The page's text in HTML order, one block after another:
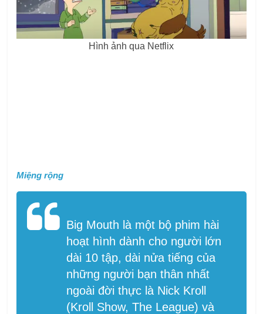
Hình ảnh qua Netflix
Miệng rộng
Big Mouth là một bộ phim hài
hoạt hình dành cho người lớn
dài 10 tập, dài nửa tiếng của
những người bạn thân nhất
ngoài đời thực là Nick Kroll
(Kroll Show, The League) và